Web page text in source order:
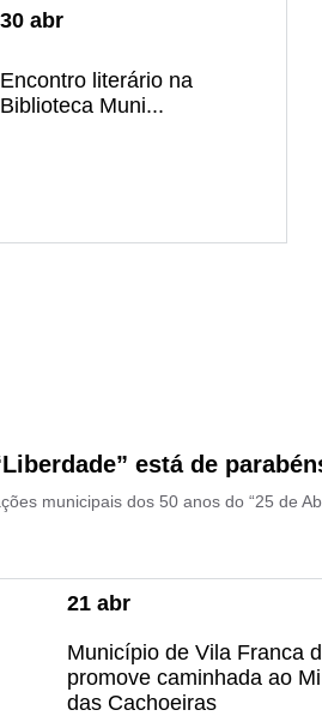
30 abr
Encontro literário na
Biblioteca Muni...
está de
municipais dos 50 anos do “25 de
21 abr
Município de Vila Franca
promove caminhada ao
das Cachoeiras